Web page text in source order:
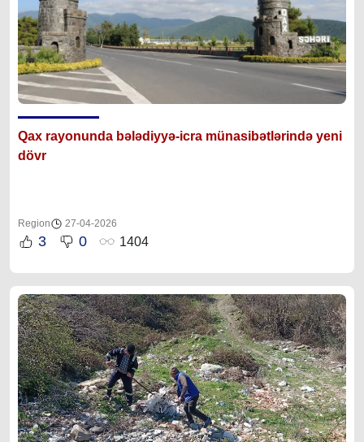
Qax rayonunda bələdiyyə-icra münasibətlərində yeni
dövr
Region 27-04-2026
3 0 1404